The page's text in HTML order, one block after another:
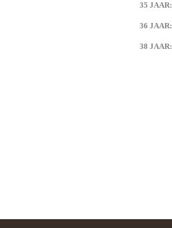
35 JAAR:
36 JAAR:
38 JAAR: